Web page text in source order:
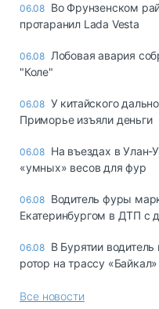
06.08 Во Фрунзенском
протаранил Lada Vesta
06.08 Лобовая авария
"Коле"
06.08 У китайского
Приморье изъяли деньги
06.08 Ha въeздax в Улaн-
«yмныx» вecoв для фyp
06.08 Водитель фуры
Екатеринбургом в ДТП с
06.08 В Бурятии водитель
ротор на трассу «Байкал»
Все новости